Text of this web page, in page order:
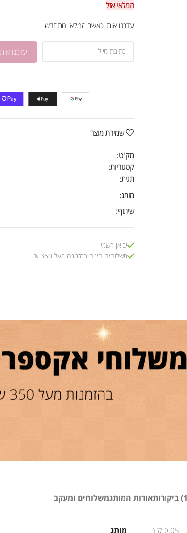
המלאי אזל
עדכנו אותי כאשר המלאי מתחדש
שמירת מוצר
מק"ט:
קטגוריות:
תגית:
מותג:
שיתוף:
יבואן רשמי
משלוחים חינם בהזמנה מעל 350 ₪
אודות המותגמשלוחים ומעקב
0.05 ק"ג מותג